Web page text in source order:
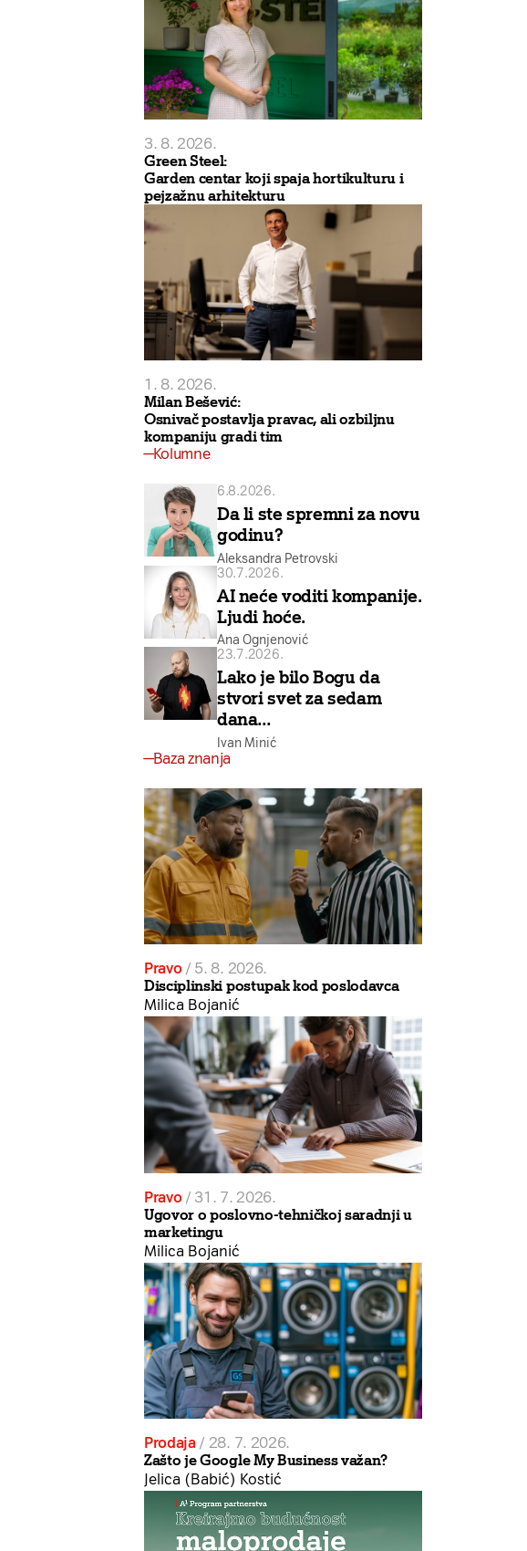
3. 8. 2026.
Green Steel:
Garden centar koji spaja hortikulturu i
pejzažnu arhitekturu
1. 8. 2026.
Milan Bešević:
Osnivač postavlja pravac, ali ozbiljnu
kompaniju gradi tim
Kolumne
6.8.2026.
Da li ste spremni za novu
godinu?
Aleksandra Petrovski
30.7.2026.
AI neće voditi kompanije.
Ljudi hoće.
Ana Ognjenović
23.7.2026.
Lako je bilo Bogu da
stvori svet za sedam
dana…
Ivan Minić
Baza znanja
Pravo / 5. 8. 2026.
Disciplinski postupak kod poslodavca
Milica Bojanić
Pravo / 31. 7. 2026.
Ugovor o poslovno-tehničkoj saradnji u
marketingu
Milica Bojanić
Prodaja / 28. 7. 2026.
Zašto je Google My Business važan?
Jelica (Babić) Kostić